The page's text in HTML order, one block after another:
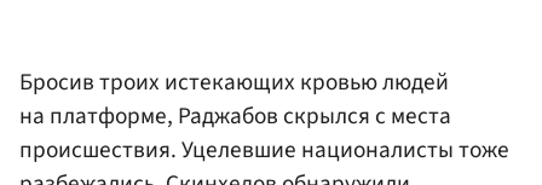
Бросив троих истекающих кровью людей
на платформе, Раджабов скрылся с места
происшествия. Уцелевшие националисты тоже